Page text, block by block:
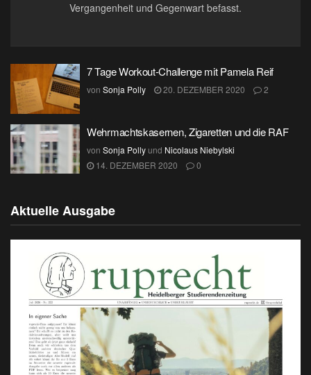
Vergangenheit und Gegenwart befasst.
7 Tage Workout-Challenge mit Pamela Reif
von Sonja Polly 20. DEZEMBER 2020 2
Wehrmachtskasernen, Zigaretten und die RAF
von Sonja Pollyund Nicolaus Niebylski
14. DEZEMBER 2020
0
Aktuelle Ausgabe